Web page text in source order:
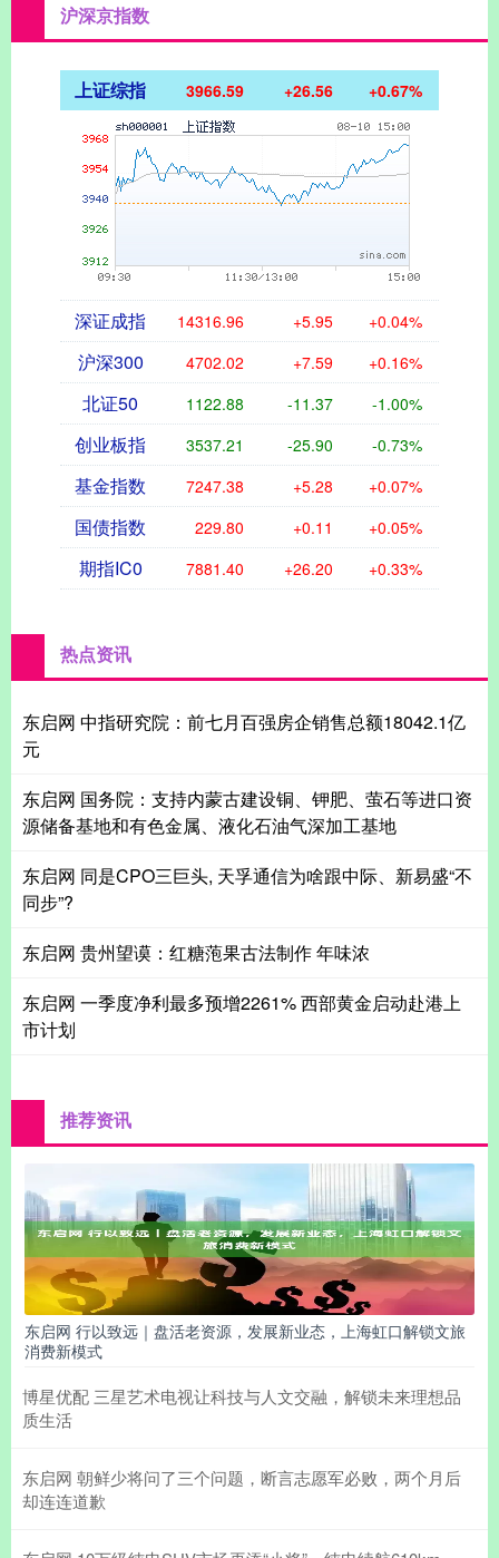
沪深京指数
上证综指 3966.59 +26.56 +0.67%
深证成指 14316.96 +5.95 +0.04%
沪深300 4702.02 +7.59 +0.16%
北证50 1122.88 -11.37 -1.00%
创业板指 3537.21 -25.90 -0.73%
基金指数 7247.38 +5.28 +0.07%
国债指数 229.80 +0.11 +0.05%
期指IC0 7881.40 +26.20 +0.33%
热点资讯
东启网 中指研究院：前七月百强房企销售总额18042.1亿
元
东启网 国务院：支持内蒙古建设铜、钾肥、萤石等进口资
源储备基地和有色金属、液化石油气深加工基地
东启网 同是CPO三巨头, 天孚通信为啥跟中际、新易盛“不
同步”?
东启网 贵州望谟：红糖萢果古法制作 年味浓
东启网 一季度净利最多预增2261% 西部黄金启动赴港上
市计划
推荐资讯
东启网 行以致远｜盘活老资源，发展新业态，上海虹口解锁文旅
消费新模式
博星优配 三星艺术电视让科技与人文交融，解锁未来理想品
质生活
东启网 朝鲜少将问了三个问题，断言志愿军必败，两个月后
却连连道歉